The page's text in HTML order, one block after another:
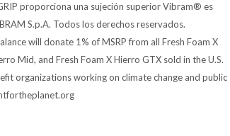
proporciona una sujeción superior Vibram® es
S.p.A. Todos los derechos reservados.
will donate 1% of MSRP from all Fresh Foam X
Mid, and Fresh Foam X Hierro GTX sold in the U.S.
organizations working on climate change and public